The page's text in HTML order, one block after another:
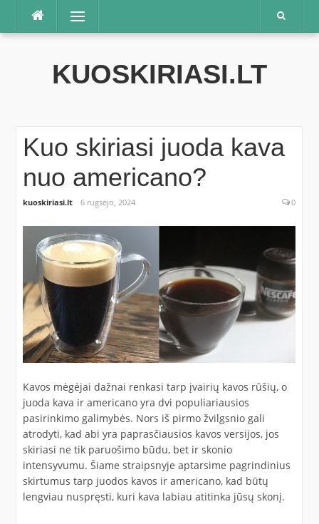
Praleisti
Meniu
KUOSKIRIASI.LT
Kuo skiriasi juoda kava
nuo americano?
kuoskiriasi.lt 6 rugsėjo, 2024 0
Kavos mėgėjai dažnai renkasi tarp įvairių kavos rūšių, o
juoda kava ir americano yra dvi populiariausios
pasirinkimo galimybės. Nors iš pirmo žvilgsnio gali
atrodyti, kad abi yra paprasčiausios kavos versijos, jos
skiriasi ne tik paruošimo būdu, bet ir skonio
intensyvumu. Šiame straipsnyje aptarsime pagrindinius
skirtumus tarp juodos kavos ir americano, kad būtų
lengviau nuspręsti, kuri kava labiau atitinka jūsų skonį.